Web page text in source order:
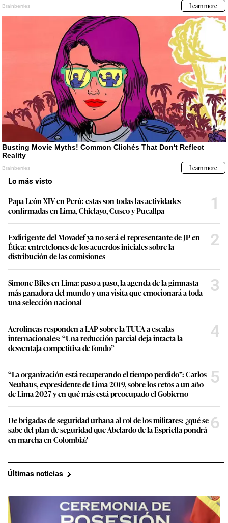
Lo más visto
Papa León XIV en Perú: estas son todas las actividades
confirmadas en Lima, Chiclayo, Cusco y Pucallpa
1
Exdirigente del Movadef ya no será el representante de JP en
Ética: entretelones de los acuerdos iniciales sobre la
distribución de las comisiones
2
Simone Biles en Lima: paso a paso, la agenda de la gimnasta
más ganadora del mundo y una visita que emocionará a toda
una selección nacional
3
Aerolíneas responden a LAP sobre la TUUA a escalas
internacionales: “Una reducción parcial deja intacta la
desventaja competitiva de fondo”
4
“La organización está recuperando el tiempo perdido”: Carlos
Neuhaus, expresidente de Lima 2019, sobre los retos a un año
de Lima 2027 y en qué más está preocupado el Gobierno
5
De brigadas de seguridad urbana al rol de los militares: ¿qué se
sabe del plan de seguridad que Abelardo de la Espriella pondrá
en marcha en Colombia?
6
Últimas noticias